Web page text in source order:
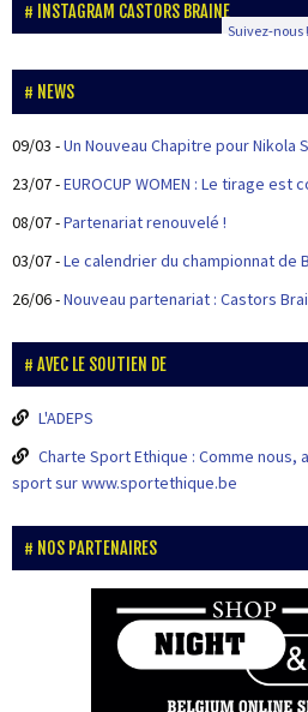
INSTAGRAM CASTORS BRAINE
Suivez-nous !
NEWS
09/03 -Un Nouveau Chapitre pour Nikola
23/07-EUROCUP WOMEN : Le tirage est
08/07-Partenariat renouvelé !
03/07-Le calendrier du championnat de
26/06-Nouveau partenariat : Castors
AVEC LE SOUTIEN DE
L'ADEPS
Charte Sport Ethique : Comme nous,
sport sur www.sportethique.be
NOS PARTENAIRES